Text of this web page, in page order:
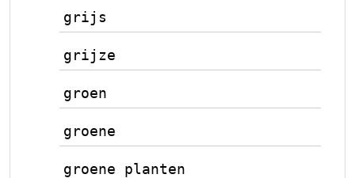
grijs
grijze
groen
groene
groene planten